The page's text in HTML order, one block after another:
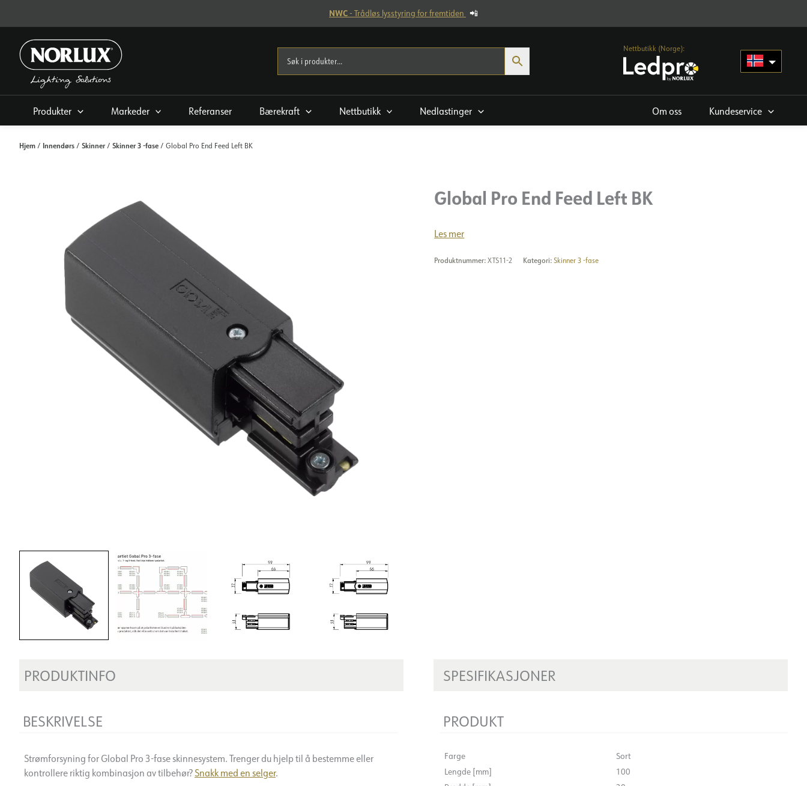
innholdet
NWC- Trådløs lysstyring for fremtiden 📲
Nettbutikk (Norge):
Produkter Markeder Referanser Bærekraft Nettbutikk Nedlastinger Om oss Kundeservice
Hjem / Innendørs / Skinner/ Skinner 3 -fase / Global Pro End Feed Left BK
Global Pro End Feed Left BK
Les mer
Produktnummer:XTS11-2 Kategori:Skinner 3 -fase
PRODUKTINFO
BESKRIVELSE
Strømforsyning for Global Pro 3-fase skinnesystem. Trenger du hjelp til å bestemme eller
kontrollere riktig kombinasjon av tilbehør?Snakk med en selger.
SPESIFIKASJONER
PRODUKT
Farge
Sort
Lengde [mm]
100